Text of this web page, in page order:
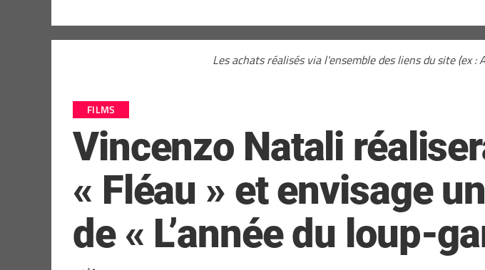
Les achats réalisés via l'ensemble des liens du site (ex
FILMS
Vincenzo Natali
« Fléau » et envisage
de « L’année du loup-